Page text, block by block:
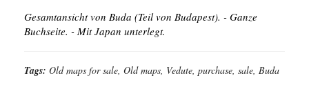
Gesamtansicht von Buda (Teil von Budapest). - Ganze
Buchseite. - Mit Japan unterlegt.
Tags: Old maps for sale, Old maps, Vedute, purchase, sale, Buda